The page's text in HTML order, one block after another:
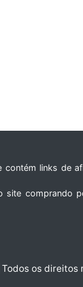
contém links de
site comprando
os direitos